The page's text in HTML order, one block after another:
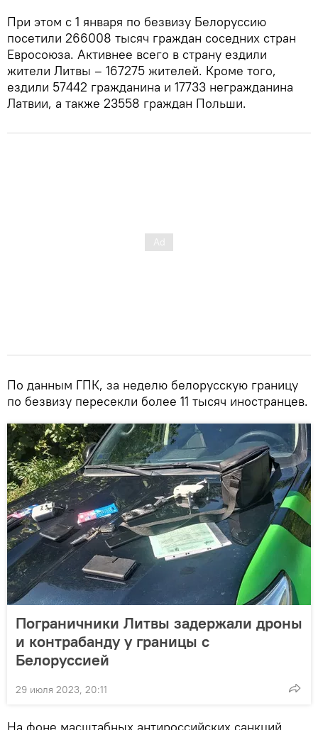
При этом с 1 января по безвизу Белоруссию
посетили 266008 тысяч граждан соседних стран
Евросоюза. Активнее всего в страну ездили
жители Литвы – 167275 жителей. Кроме того,
ездили 57442 гражданина и 17733 негражданина
Латвии, а также 23558 граждан Польши.
По данным ГПК, за неделю белорусскую границу
по безвизу пересекли более 11 тысяч иностранцев.
Пограничники Литвы задержали дроны
и контрабанду у границы с
Белоруссией
29 июля 2023, 20:11